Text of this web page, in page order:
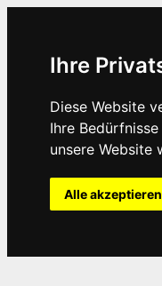
Ihre
Diese Website
Ihre
unsere Website
Alle akzeptieren